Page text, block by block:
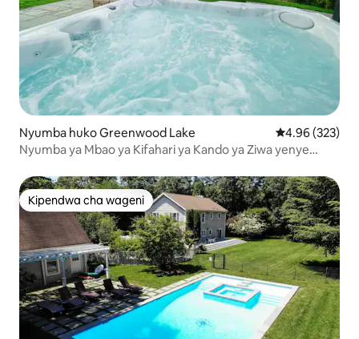
Nyumba huko Greenwood Lake Ukadiriaji wa
4.96 (323)
Nyumba ya Mbao ya Kifahari ya Kando ya Ziwa yenye
Kipendwa cha wageni
Kipendwa cha wageni